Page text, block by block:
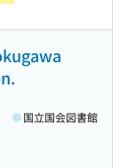
国立国会図書館